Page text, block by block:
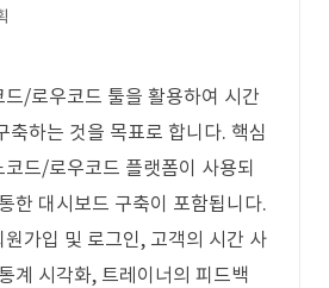
/로우코드 툴을 활용하여 시간
축하는 것을 목표로 합니다. 핵심
드/로우코드 플랫폼이 사용되
한 대시보드 구축이 포함됩니다.
가입 및 로그인, 고객의 시간 사
계 시각화, 트레이너의 피드백